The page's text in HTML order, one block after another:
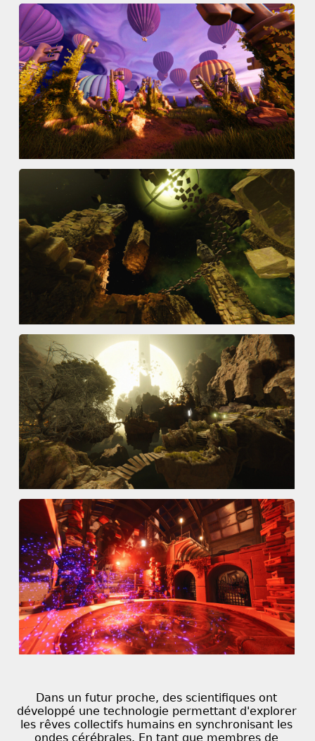
Dans un futur proche, des scientifiques ont
développé une technologie permettant d'explorer
les rêves collectifs humains en synchronisant les
ondes cérébrales. En tant que membres de